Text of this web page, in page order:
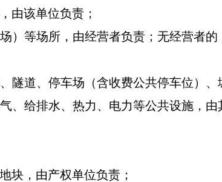
由该单位负责；
） 等场所， 由经营者负责；无经营者的
隧道、停车场 （含收费公共停车位） 、
、给排水、热力、电力等公共设施，由
块，由产权单位负责；